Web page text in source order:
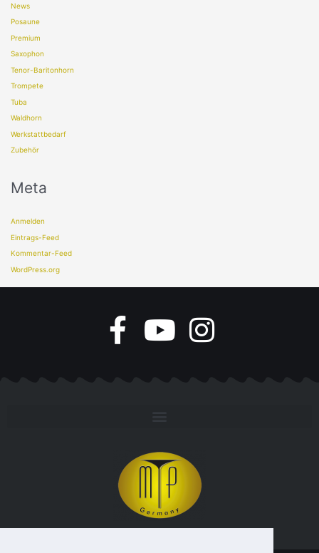
News
Posaune
Premium
Saxophon
Tenor-Baritonhorn
Trompete
Tuba
Waldhorn
Werkstattbedarf
Zubehör
Meta
Anmelden
Eintrags-Feed
Kommentar-Feed
WordPress.org